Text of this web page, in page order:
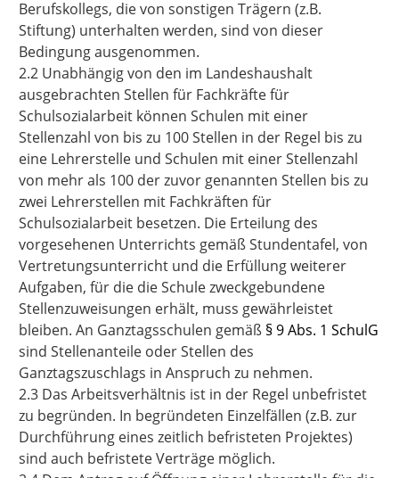
Berufskollegs, die von sonstigen Trägern (z.B.
Stiftung) unterhalten werden, sind von dieser
Bedingung ausgenommen.
2.2 Unabhängig von den im Landeshaushalt
ausgebrachten Stellen für Fachkräfte für
Schulsozialarbeit können Schulen mit einer
Stellenzahl von bis zu 100 Stellen in der Regel bis zu
eine Lehrerstelle und Schulen mit einer Stellenzahl
von mehr als 100 der zuvor genannten Stellen bis zu
zwei Lehrerstellen mit Fachkräften für
Schulsozialarbeit besetzen. Die Erteilung des
vorgesehenen Unterrichts gemäß Stundentafel, von
Vertretungsunterricht und die Erfüllung weiterer
Aufgaben, für die die Schule zweckgebundene
Stellenzuweisungen erhält, muss gewährleistet
bleiben. An Ganztagsschulen gemäß § 9 Abs. 1 SchulG
sind Stellenanteile oder Stellen des
Ganztagszuschlags in Anspruch zu nehmen.
2.3 Das Arbeitsverhältnis ist in der Regel unbefristet
zu begründen. In begründeten Einzelfällen (z.B. zur
Durchführung eines zeitlich befristeten Projektes)
sind auch befristete Verträge möglich.